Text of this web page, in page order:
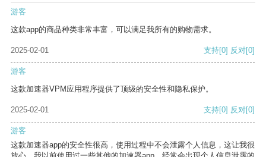
游客
这款app的商品种类非常丰富，可以满足我所有的购物需求。
2025-02-01 支持[0] 反对[0]
游客
这款加速器VPM应用程序提供了顶级的安全性和隐私保护。
2025-02-01 支持[0] 反对[0]
游客
这款加速器app的安全性很高，使用过程中不会泄露个人信息，这让我很